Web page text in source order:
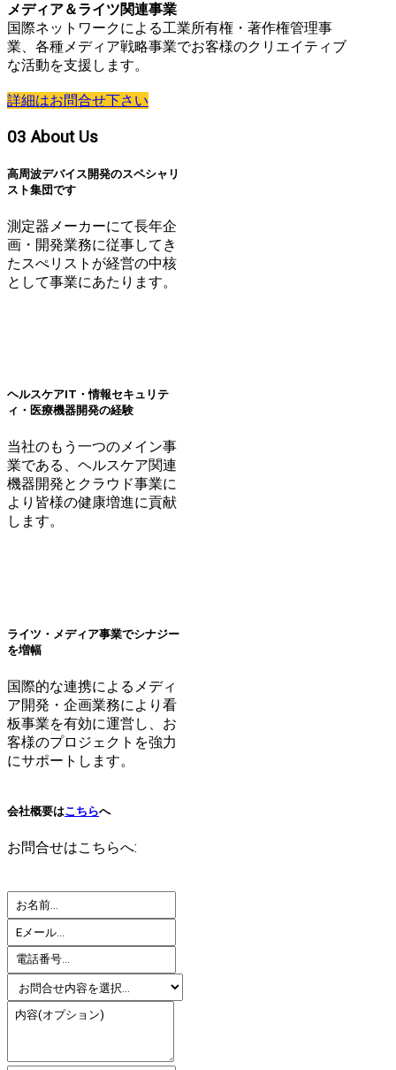
メディア＆ライツ関連事業
国際ネットワークによる工業所有権・著作権管理事
業、各種メディア戦略事業でお客様のクリエイティブ
な活動を支援します。
詳細はお問合せ下さい
03About Us
高周波デバイス開発のスペシャリ
スト集団です
測定器メーカーにて長年企
画・開発業務に従事してき
たスぺリストが経営の中核
として事業にあたります。
ヘルスケアIT・情報セキュリテ
ィ・医療機器開発の経験
当社のもう一つのメイン事
業である、ヘルスケア関連
機器開発とクラウド事業に
より皆様の健康増進に貢献
します。
ライツ・メディア事業でシナジー
を増幅
国際的な連携によるメディ
ア開発・企画業務により看
板事業を有効に運営し、お
客様のプロジェクトを強力
にサポートします。
会社概要はこちらへ
お問合せはこちらへ: